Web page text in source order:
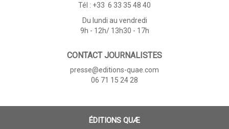
Tél : +33 6 33 35 48 40
Du lundi au vendredi
9h - 12h/ 13h30 - 17h
CONTACT JOURNALISTES
presse@editions-quae.com
06 71 15 24 28
ÉDITIONS QUÆ